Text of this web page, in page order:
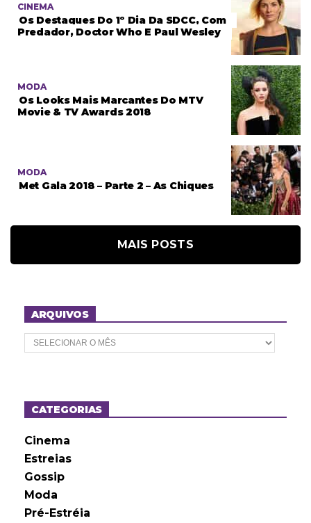
CINEMA
Os Destaques Do 1º Dia Da SDCC, Com
Predador, Doctor Who E Paul Wesley
MODA
Os Looks Mais Marcantes Do MTV
Movie & TV Awards 2018
MODA
Met Gala 2018 – Parte 2 – As Chiques
MAIS POSTS
ARQUIVOS
A
r
o
sCATEGORIAS
Cinema
Estreias
Gossip
Moda
Pré-Estréia